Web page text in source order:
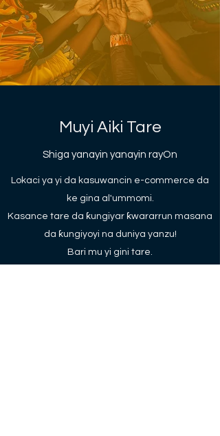
Muyi Aiki Tare
Shiga yanayin yanayin rayOn
Lokaci ya yi da kasuwancin e-commerce da
ke gina al'ummomi.
Kasance tare da ƙungiyar ƙwararrun masana
da ƙungiyoyi na duniya yanzu!
Bari mu yi gini tare.